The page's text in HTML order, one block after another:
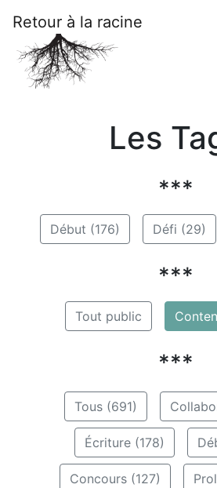
Retour à la racine
Les
***
Début (176) Défi (29)
***
Tout public
***
Tous (691)
Écriture (178)
Concours (127)